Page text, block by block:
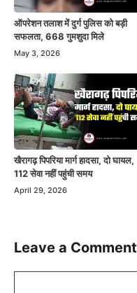
ऑपरेशन तलाश में दुर्ग पुलिस को बड़ी
सफलता, 668 गुमशुदा मिले
May 3, 2026
खैरागढ़ पिपरिया मार्ग हादसा, दो घायल,
112 सेवा नहीं पहुंची समय
April 29, 2026
Leave a Comment